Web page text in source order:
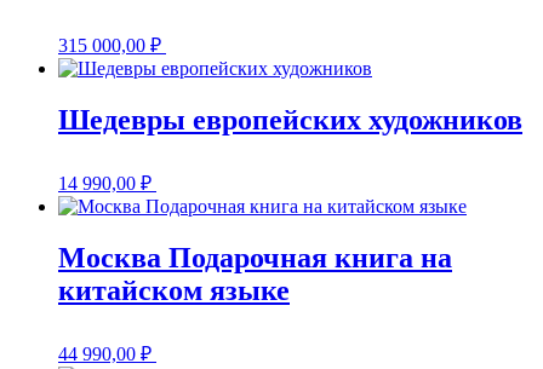
315 000,00 ₽
Шедевры европейских художников
14 990,00 ₽
Москва Подарочная книга на
китайском языке
44 990,00 ₽